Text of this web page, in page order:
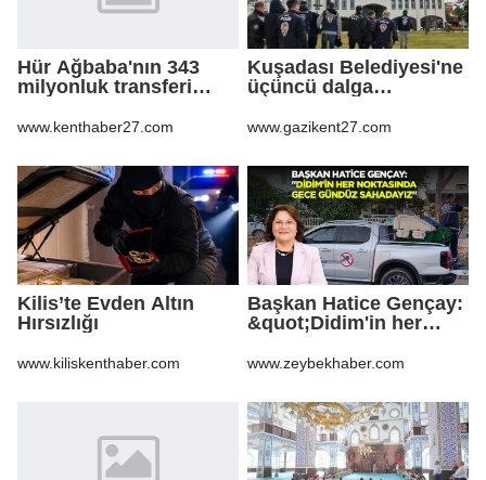
Hür Ağbaba'nın 343
milyonluk transferi
Ağbaba'ya milyonlar
www.kenthaber27.com
Kuşadası Belediyesi'ne
üçüncü dalga
www.gazikent27.com
Kilis’te Evden Altın
Hırsızlığı
www.kiliskenthaber.com
Başkan Hatice Gençay:
&quot;Didim'in her
gündüz
www.zeybekhaber.com